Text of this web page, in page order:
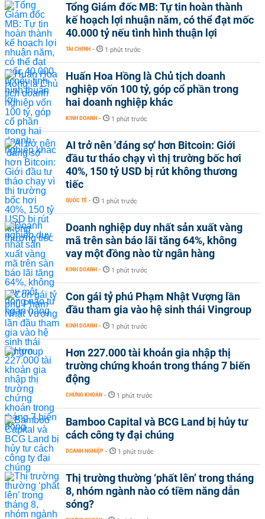
Tổng Giám đốc MB: Tự tin hoàn thành
kế hoạch lợi nhuận năm, có thể đạt mốc
40.000 tỷ nếu tình hình thuận lợi
TÀI CHÍNH - 1 phút trước
Huấn Hoa Hồng là Chủ tịch doanh
nghiệp vốn 100 tỷ, góp cổ phần trong
hai doanh nghiệp khác
KINH DOANH - 1 phút trước
AI trở nên 'đáng sợ' hơn Bitcoin: Giới
đầu tư tháo chạy vì thị trường bốc hơi
40%, 150 tỷ USD bị rút không thương
tiếc
QUỐC TẾ - 1 phút trước
Doanh nghiệp duy nhất sản xuất vàng
mã trên sàn báo lãi tăng 64%, không
vay một đồng nào từ ngân hàng
KINH DOANH - 1 phút trước
Con gái tỷ phú Phạm Nhật Vượng lần
đầu tham gia vào hệ sinh thái Vingroup
KINH DOANH - 1 phút trước
Hơn 227.000 tài khoản gia nhập thị
trường chứng khoán trong tháng 7 biến
động
CHỨNG KHOÁN - 1 phút trước
Bamboo Capital và BCG Land bị hủy tư
cách công ty đại chúng
DOANH NGHIỆP - 1 phút trước
Thị trường thường ‘phất lên’ trong tháng
8, nhóm ngành nào có tiềm năng dẫn
sóng?